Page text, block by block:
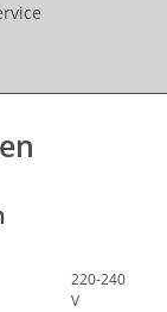
220-240
V